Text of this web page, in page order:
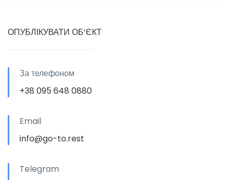
ОПУБЛІКУВАТИ ОБ’ЄКТ
За телефоном
+38 095 648 0880
Email
info@go-to.rest
Telegram